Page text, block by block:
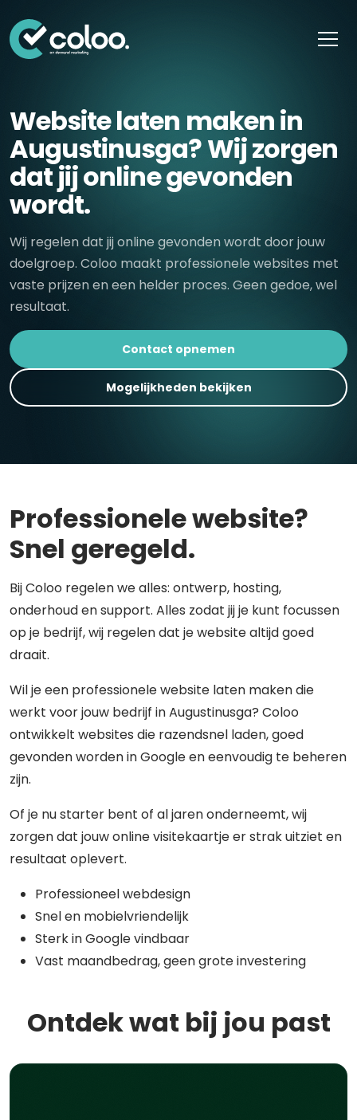
Website laten maken in
Augustinusga? Wij zorgen
dat jij online gevonden
wordt.
Wij regelen dat jij online gevonden wordt door jouw
doelgroep. Coloo maakt professionele websites met
vaste prijzen en een helder proces. Geen gedoe, wel
resultaat.
Contact opnemen
Mogelijkheden bekijken
Professionele website?
Snel geregeld.
Bij Coloo regelen we alles: ontwerp, hosting,
onderhoud en support. Alles zodat jij je kunt focussen
op je bedrijf, wij regelen dat je website altijd goed
draait.
Wil je een professionele website laten maken die
werkt voor jouw bedrijf in Augustinusga? Coloo
ontwikkelt websites die razendsnel laden, goed
gevonden worden in Google en eenvoudig te beheren
zijn.
Of je nu starter bent of al jaren onderneemt, wij
zorgen dat jouw online visitekaartje er strak uitziet en
resultaat oplevert.
Professioneel webdesign
Snel en mobielvriendelijk
Sterk in Google vindbaar
Vast maandbedrag, geen grote investering
Ontdek wat bij jou past